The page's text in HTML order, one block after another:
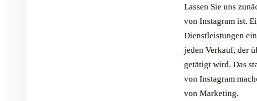
Lassen Sie uns
von Instagram ist.
Dienstleistungen
jeden Verkauf, der
getätigt wird. Das
von Instagram
von Marketing.